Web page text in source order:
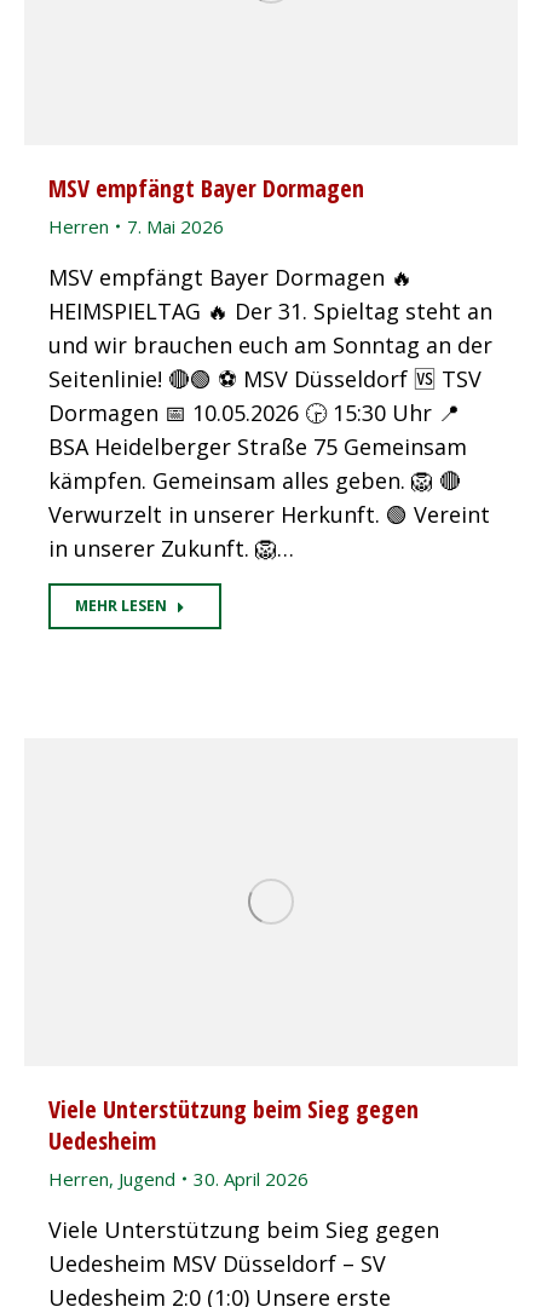
MSV empfängt Bayer Dormagen
Herren 7. Mai 2026
MSV empfängt Bayer Dormagen 🔥
HEIMSPIELTAG 🔥 Der 31. Spieltag steht an
und wir brauchen euch am Sonntag an der
Seitenlinie! 🔴🟢 ⚽️ MSV Düsseldorf 🆚 TSV
Dormagen 📅 10.05.2026 🕞 15:30 Uhr 📍
BSA Heidelberger Straße 75 Gemeinsam
kämpfen. Gemeinsam alles geben. 🦁 🔴
Verwurzelt in unserer Herkunft. 🟢 Vereint
in unserer Zukunft. 🦁…
MEHR LESEN
Viele Unterstützung beim Sieg gegen
Uedesheim
Herren, Jugend 30. April 2026
Viele Unterstützung beim Sieg gegen
Uedesheim MSV Düsseldorf – SV
Uedesheim 2:0 (1:0) Unsere erste